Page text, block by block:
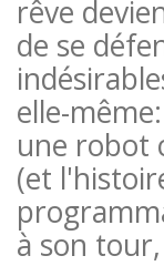
rêve
de se
elle-
une robot
(et
à son